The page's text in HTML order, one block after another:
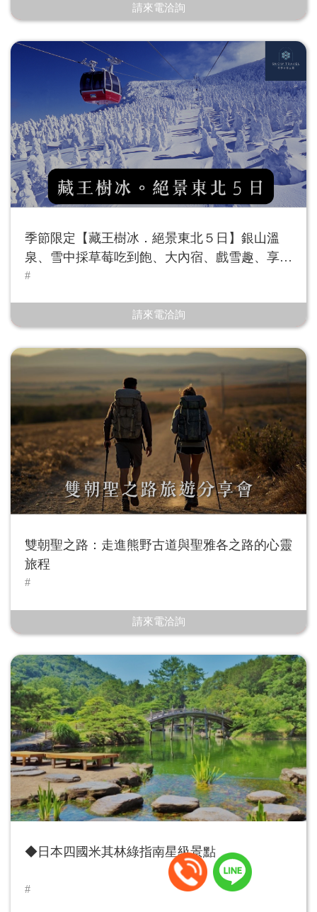
請來電洽詢
季節限定【藏王樹冰．絕景東北５日】銀山溫
泉、雪中採草莓吃到飽、大內宿、戲雪趣、享食
米澤牛、松島遊船
請來電洽詢
雙朝聖之路：走進熊野古道與聖雅各之路的心靈
旅程
請來電洽詢
◆日本四國米其林綠指南星級景點